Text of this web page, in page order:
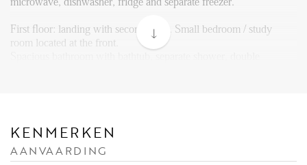
First floor: landing with second toilet. Small bedroom / study
room located at the front.
Second bedroom located at the front with spacious walk-in closet
and en-suite doors.
KENMERKEN
AANVAARDING
Rotterdam